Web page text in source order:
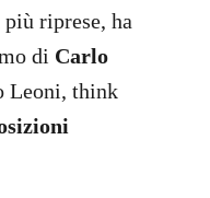
riprese, ha
di Carlo
Leoni, think